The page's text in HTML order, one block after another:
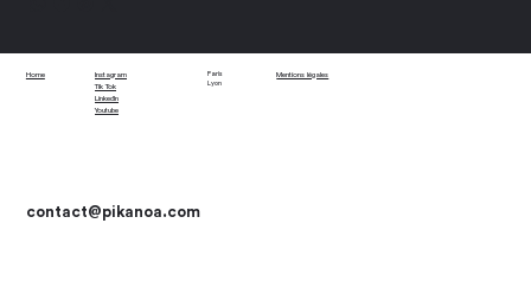
Home
Instagram
Tik Tok
LinkedIn
Youtube
Mentions légales
Paris
Lyon
contact@pikanoa.com